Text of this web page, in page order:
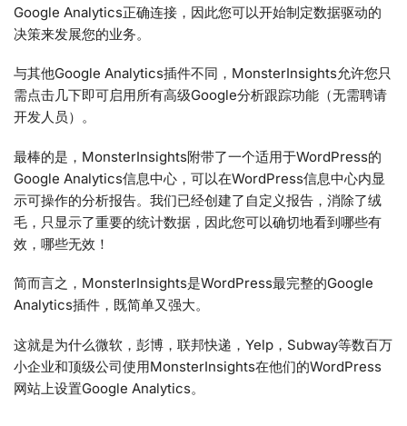
Google Analytics正确连接，因此您可以开始制定数据驱动的
决策来发展您的业务。
与其他Google Analytics插件不同，MonsterInsights允许您只
需点击几下即可启用所有高级Google分析跟踪功能（无需聘请
开发人员）。
最棒的是，MonsterInsights附带了一个适用于WordPress的
Google Analytics信息中心，可以在WordPress信息中心内显
示可操作的分析报告。我们已经创建了自定义报告，消除了绒
毛，只显示了重要的统计数据，因此您可以确切地看到哪些有
效，哪些无效！
简而言之，MonsterInsights是WordPress最完整的Google
Analytics插件，既简单又强大。
这就是为什么微软，彭博，联邦快递，Yelp，Subway等数百万
小企业和顶级公司使用MonsterInsights在他们的WordPress
网站上设置Google Analytics。